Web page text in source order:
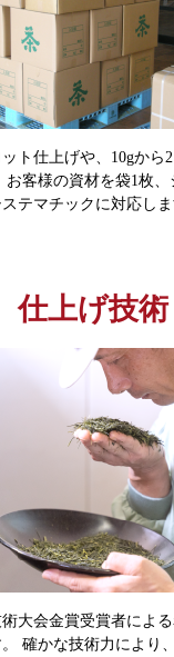
ト仕上げや、10gから
お客様の資材を袋1枚
テマチックに対応しま
仕上げ技術
大会金賞受賞者によ
確かな技術力により